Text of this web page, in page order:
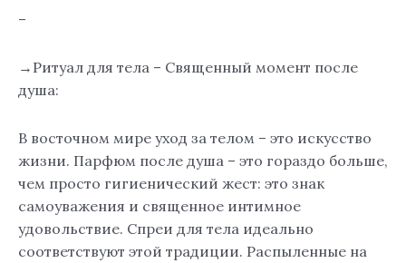
–
→Ритуал для тела – Священный момент после
душа:
В восточном мире уход за телом – это искусство
жизни. Парфюм после душа – это гораздо больше,
чем просто гигиенический жест: это знак
самоуважения и священное интимное
удовольствие. Спреи для тела идеально
соответствуют этой традиции. Распыленные на